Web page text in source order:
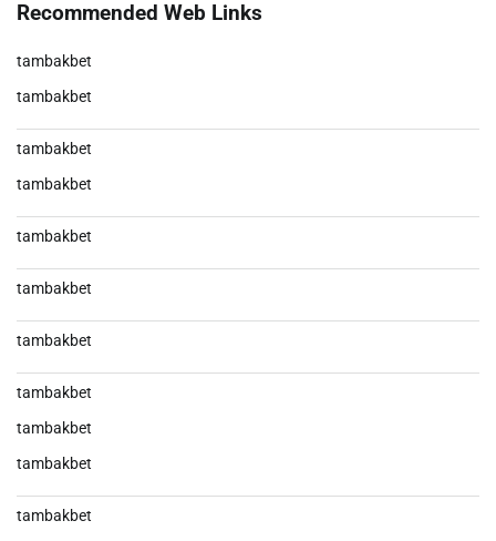
Recommended Web Links
tambakbet
tambakbet
tambakbet
tambakbet
tambakbet
tambakbet
tambakbet
tambakbet
tambakbet
tambakbet
tambakbet